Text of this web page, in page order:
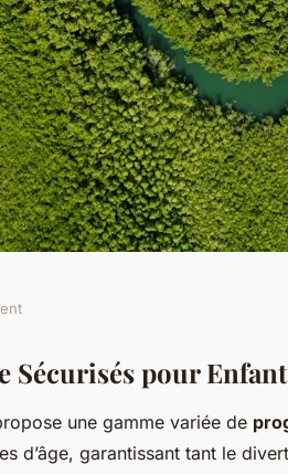
sur
Sécurité
Sécurisés pour
une gamme variée de
d’âge, garantissant tant le